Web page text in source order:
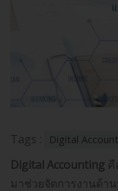
Tags : Digital
Digital Accounting คื
มาช่วยจัดการงานด้า